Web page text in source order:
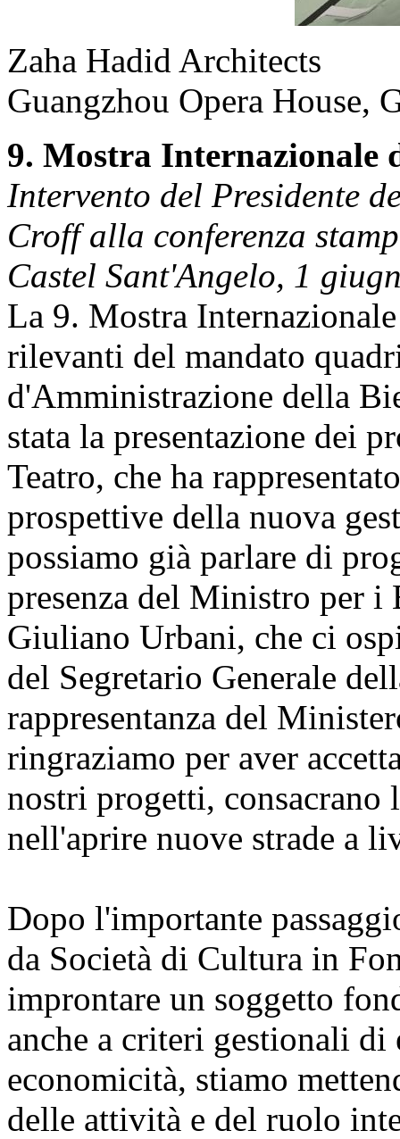
Zaha Hadid Architects
Guangzhou Opera House,
9. Mostra Internazionale
Intervento del Presidente
Croff alla conferenza
Castel Sant'Angelo, 1
La 9. Mostra
rilevanti del mandato
d'Amministrazione della
stata la presentazione dei
Teatro, che ha
prospettive della nuova
possiamo già parlare di
presenza del Ministro per
Giuliano Urbani, che ci
del Segretario Generale
rappresentanza del
ringraziamo per aver
nostri progetti, consacrano
nell'aprire nuove strade a
Dopo l'importante
da Società di Cultura in
improntare un soggetto
anche a criteri gestionali
economicità, stiamo
delle attività e del ruolo